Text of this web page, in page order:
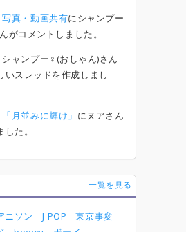
写真・動画共有にシャンプー
がコメントしました。
ャンプー♀(おしゃん)さん
いスレッドを作成しまし
「月並みに輝け」 にヌアさん
た。
一覧を見る
ニソン J-POP
東京事変